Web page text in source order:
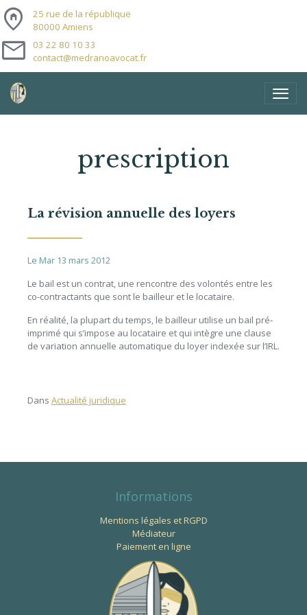
home_pin
25 rue de la république
80000 Amiens
mail
03 22 80 10 33
contact@medranoavocat.fr
prescription
Dans Actualité juridique
La révision annuelle des loyers
Le Mar 13 mars 2012
Le bail est un contrat, une rencontre des volontés entre les
co-contractants que sont le bailleur et le locataire.
En réalité, la plupart du temps, le bailleur utilise un bail pré-
imprimé qui s’impose au locataire et qui intègre une clause
de variation annuelle automatique du loyer indexée sur l’IRL.
Informations
Mentions légales et RGPD
Médiateur
Paiement en ligne